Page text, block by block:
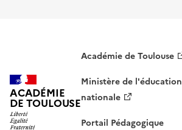
ACADÉMIE
DE TOULOUSE
Académie de Toulouse
Ministère de l'éducation
nationale
Portail Pédagogique